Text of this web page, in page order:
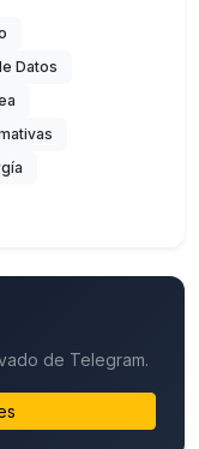
Datos
de Telegram.